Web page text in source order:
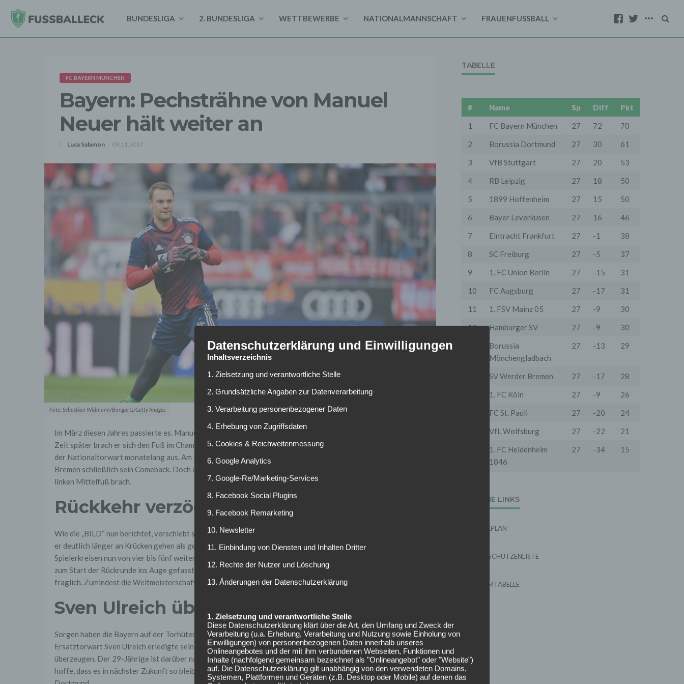
BUNDESLIGA 2. BUNDESLIGA WETTBEWERBE NATIONALMANNSCHAFT FRAUENFUSSBALL
FC BAYERN MÜNCHEN
Bayern: Pechsträhne von Manuel
Neuer hält weiter an
Luca Salamon 09.11.2017
Foto: Sebastian Widmann/Bongarts/Getty Images
Im März diesen Jahres passierte es. Manuel Neuer zog sich einen Haarriss im linken Mittelfuß zu. Nur kurze
Zeit später brach er sich den Fuß im Champions League-Viertelfinale gegen Real Madrid erneut. Daraufhin fiel
der Nationaltorwart monatelang aus. Am zweiten Spieltag gab er beim Auswärtsspiel gegen den SV Werder
Bremen schließlich sein Comeback. Doch es dauerte nicht lange, bis er sich im Training zum dritten Mal den
linken Mittelfuß brach.
Rückkehr verzögert sich
Wie die „BILD“ nun berichtet, verschiebt sich die Rückkehr des 31-Jährigen weiter nach hinten. Demnach muss
er deutlich länger an Krücken gehen als geplant. Rechnete man zu Beginn mit sechs Wochen, sei in
Spielerkreisen nun von vier bis fünf weiteren Wochen die Rede. Eigentlich hatten die Münchener ein Comeback
zum Start der Rückrunde ins Auge gefasst. Ob es damit jedoch etwas wird, ist zum jetzigen Zeitpunkt äußerst
fraglich. Zumindest die Weltmeisterschaft in Russland im kommenden Jahr sollte nicht in Gefahr sein.
Sven Ulreich überzeugt
Sorgen haben die Bayern auf der Torhüterposition, trotz des Ausfalls von Manuel Neuer, aktuell jedoch keine.
Ersatztorwart Sven Ulreich erledigte seinen Job in den vergangenen Wochen gut und weiß durchaus zu
überzeugen. Der 29-Jährige ist darüber natürlich sehr glücklich. „Ich freue mich, dass es jetzt so gut läuft und
hoffe, dass es in nächster Zukunft so bleibt“, so der langjährige Stuttgarter nach dem Spiel gegen Borussia
TABELLE
# Name Sp Diff
Pkt
1
FC Bayern München 27 72
70
2
Borussia Dortmund 27 30
61
3
VfB Stuttgart 27 20
53
4
RB Leipzig 27 18
50
5
1899 Hoffenheim 27 15
50
6
Bayer Leverkusen 27 16
46
7
Eintracht Frankfurt 27 -1
38
8
SC Freiburg 27 -5
37
9
1. FC Union Berlin 27 -15
31
10
FC Augsburg 27 -17
31
11
1. FSV Mainz 05 27 -9
30
12
Hamburger SV 27 -9
30
Borussia
Mönchengladbach
27 -13 29
SV Werder Bremen 27 -17
28
1. FC Köln 27 -9
26
FC St. Pauli 27 -20
24
VfL Wolfsburg 27 -22
21
1. FC Heidenheim
1846
27 -34 15
EXTERNE LINKS
SPIELPLAN
TORSCHÜTZENLISTE
FORMTABELLE
Datenschutzerklärung und Einwilligungen
Inhaltsverzeichnis
1. Zielsetzung und verantwortliche Stelle
2. Grundsätzliche Angaben zur Datenverarbeitung
3. Verarbeitung personenbezogener Daten
4. Erhebung von Zugriffsdaten
5. Cookies & Reichweitenmessung
6. Google Analytics
7. Google-Re/Marketing-Services
8. Facebook Social Plugins
9. Facebook Remarketing
10. Newsletter
11. Einbindung von Diensten und Inhalten Dritter
12. Rechte der Nutzer und Löschung
13. Änderungen der Datenschutzerklärung
1. Zielsetzung und verantwortliche Stelle
Diese Datenschutzerklärung klärt über die Art, den Umfang und Zweck der
Verarbeitung (u.a. Erhebung, Verarbeitung und Nutzung sowie Einholung von
Einwilligungen) von personenbezogenen Daten innerhalb unseres
Onlineangebotes und der mit ihm verbundenen Webseiten, Funktionen und
Inhalte (nachfolgend gemeinsam bezeichnet als "Onlineangebot" oder "Website")
auf. Die Datenschutzerklärung gilt unabhängig von den verwendeten Domains,
Systemen, Plattformen und Geräten (z.B. Desktop oder Mobile) auf denen das